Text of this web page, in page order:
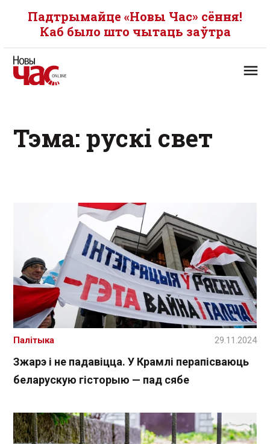
Падтрымайце «Новы Час» сёння!
Каб было што чытаць заўтра
Тэма: рускі свет
Зжарэ і не падавіцца. У Крамлі перапісваюць
беларускую гісторыю — пад сябе
Палітыка 29.11.2024